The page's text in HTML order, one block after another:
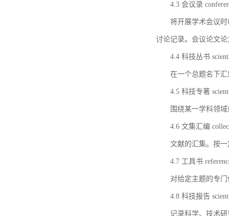
4.3 会议录
将开展学术会议
讨论记录。会议论文
4.4 科技丛书
在一个总题名下
4.5 科技专著
围绕某一学科领
4.6 文集汇编
文献的汇集。按
4.7 工具书
对给定主题的专
4.8 科技报告
记录科学、技术